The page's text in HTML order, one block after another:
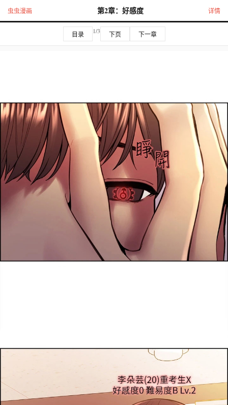
虫虫漫画 第2章：好感度 详情
目录 1/3 下页 下一章